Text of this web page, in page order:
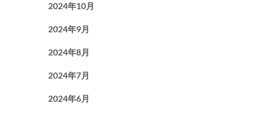
2024年10月
2024年9月
2024年8月
2024年7月
2024年6月